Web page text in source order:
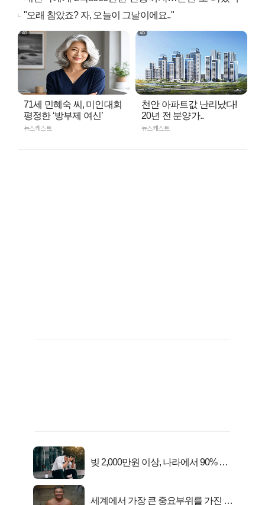
"오래 참았죠? 자, 오늘이 그날이에요.."
71세 민혜숙 씨, 미인대회
평정한 ‘방부제 여신’
뉴스캐스트
천안 아파트값 난리났다!
20년 전 분양가..
뉴스캐스트
빚 2,000만원 이상, 나라에서 90% 갚
세계에서 가장 큰 중요부위를 가진 남